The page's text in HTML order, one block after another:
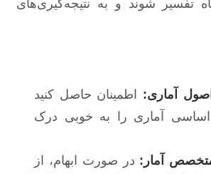
تفسیر شوند و به نتیجه‌گیری‌های
آماری: اطمینان حاصل کنید
آماری را به خوبی درک
آمار: در صورت ابهام، از